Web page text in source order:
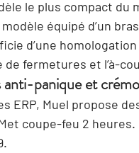
le plus compact du
équipé d’un
d’une homologation
fermetures et l’à-
anti-panique et
ERP, Muel propose
et coupe-feu 2 heures.